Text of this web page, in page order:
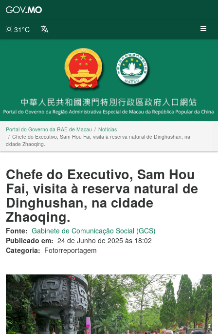
da
31°C
Portal do Governo da RAE de Macau
Notícias
Chefe do Executivo, Sam Hou Fai, visita à reserva natural de Dinghushan, na
cidade Zhaoqing.
Chefe do Executivo, Sam Hou
Fai, visita à reserva natural de
Dinghushan, na cidade
Zhaoqing.
Fonte: Gabinete de Comunicação Social (GCS)
Publicado em: 24 de Junho de 2025 às 18:02
Categoria: Fotorreportagem